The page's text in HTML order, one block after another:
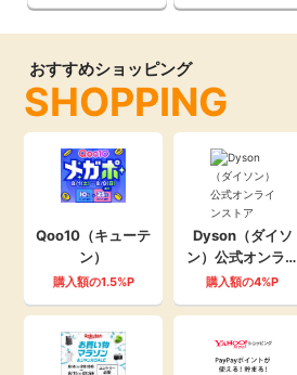
おすすめショッピング
SHOPPING
Qoo10（キューテ
ン）
購入額の1.5%P
Dyson（ダイソ
ン）公式オンライ
ンストア
購入額の4%P